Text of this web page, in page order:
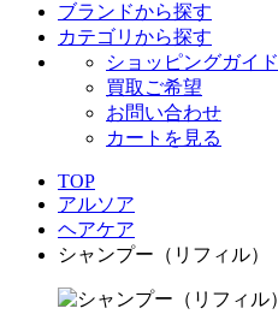
ブランドから探す
カテゴリから探す
ショッピングガイド
買取ご希望
お問い合わせ
カートを見る
TOP
アルソア
ヘアケア
シャンプー（リフィル）